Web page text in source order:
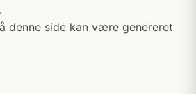
denne side kan være genereret